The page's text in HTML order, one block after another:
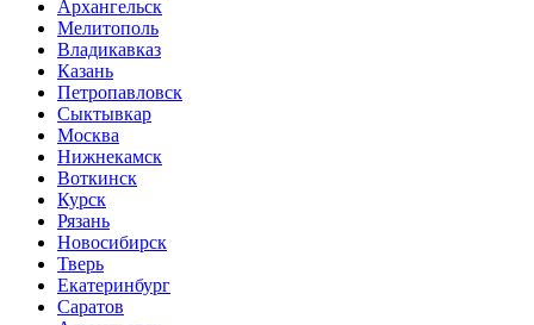
Архангельск
Мелитополь
Владикавказ
Казань
Петропавловск
Сыктывкар
Москва
Нижнекамск
Воткинск
Курск
Рязань
Новосибирск
Тверь
Екатеринбург
Саратов